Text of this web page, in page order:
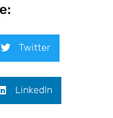
Twitter
LinkedIn